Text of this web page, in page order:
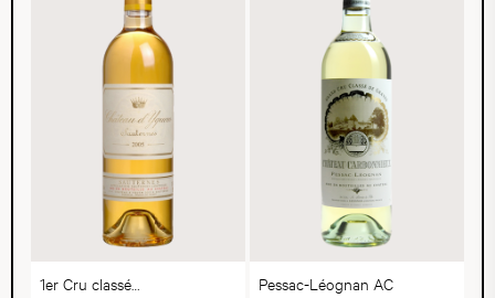
1er Cru classé
Pessac-Léognan AC